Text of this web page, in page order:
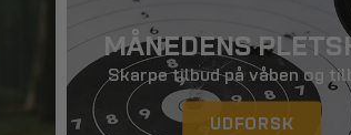
MÅNEDENS
Skarpe tilbud på våben og
UDFORSK